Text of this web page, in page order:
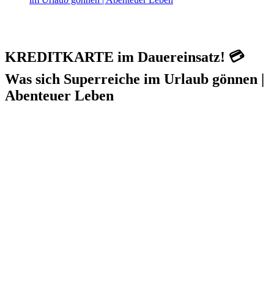
KREDITKARTE im Dauereinsatz! 💳
Was sich Superreiche im Urlaub gönnen |
Abenteuer Leben